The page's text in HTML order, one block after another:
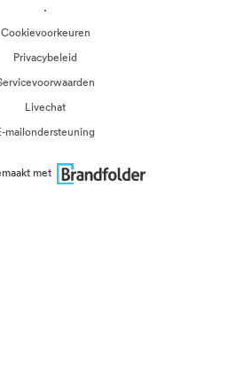
·
Cookievoorkeuren
Privacybeleid
Livechat
mailondersteuning
met